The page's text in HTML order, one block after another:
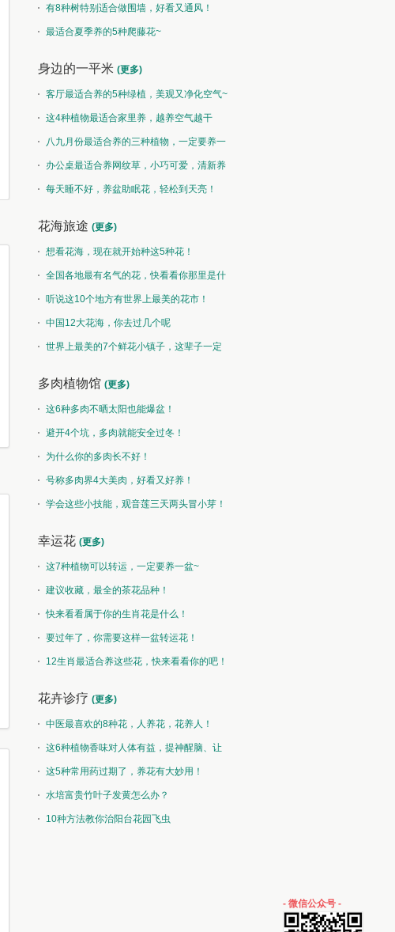
野火烧不尽，春风吹又生
特别好！
有8种树特别适合做围墙，好看又通风！
最适合夏季养的5种爬藤花~
身边的一平米 (更多)
客厅最适合养的5种绿植，美观又净化空气~
这4种植物最适合家里养，越养空气越干
净！八九月份最适合养的三种植物，一定要养一
盆呀~
办公桌最适合养网纹草，小巧可爱，清新养
眼！每天睡不好，养盆助眠花，轻松到天亮！
花海旅途 (更多)
想看花海，现在就开始种这5种花！
全国各地最有名气的花，快看看你那里是什
么花儿！
听说这10个地方有世界上最美的花市！
中国12大花海，你去过几个呢
世界上最美的7个鲜花小镇子，这辈子一定
多肉植物馆 (更多)
这6种多肉不晒太阳也能爆盆！
避开4个坑，多肉就能安全过冬！
为什么你的多肉长不好！
号称多肉界4大美肉，好看又好养！
学会这些小技能，观音莲三天两头冒小芽！
幸运花 (更多)
这7种植物可以转运，一定要养一盆~
建议收藏，最全的茶花品种！
快来看看属于你的生肖花是什么！
要过年了，你需要这样一盆转运花！
12生肖最适合养这些花，快来看看你的吧！
花卉诊疗 (更多)
中医最喜欢的8种花，人养花，花养人！
这6种植物香味对人体有益，提神醒脑、让
你睡的香、身体棒。
这5种常用药过期了，养花有大妙用！
水培富贵竹叶子发黄怎么办？
10种方法教你治阳台花园飞虫
- 微信公众号 -